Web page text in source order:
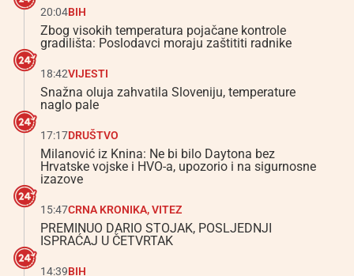
20:04BIH
Zbog visokih temperatura pojačane kontrole
gradilišta: Poslodavci moraju zaštititi radnike
18:42VIJESTI
Snažna oluja zahvatila Sloveniju, temperature
naglo pale
17:17DRUŠTVO
Milanović iz Knina: Ne bi bilo Daytona bez
Hrvatske vojske i HVO-a, upozorio i na sigurnosne
izazove
15:47CRNA KRONIKA,VITEZ
PREMINUO DARIO STOJAK, POSLJEDNJI
ISPRAĆAJ U ČETVRTAK
14:39BIH